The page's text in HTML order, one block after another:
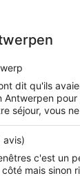
dit qu'ils
Antwerpen
séjour, vous
de
prestations de
un parking
chouchouter
pour
avis)
c'est un
mais sinon